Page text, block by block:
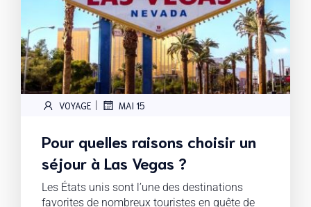
VOYAGE | MAI 15
Pour quelles raisons choisir un
séjour à Las Vegas ?
Les États unis sont l’une des destinations
favorites de nombreux touristes en quête de